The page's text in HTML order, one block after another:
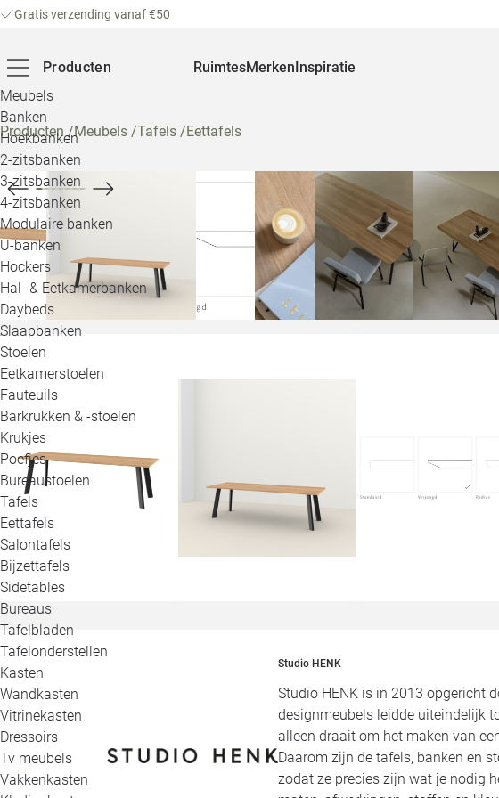
Gratis verzending vanaf €50
Producten
Meubels
Banken
Hoekbanken
2-zitsbanken
3-zitsbanken
4-zitsbanken
Modulaire banken
U-banken
Hockers
Hal- & Eetkamerbanken
Daybeds
Slaapbanken
Stoelen
Eetkamerstoelen
Fauteuils
Barkrukken & -stoelen
Krukjes
Poefjes
Bureaustoelen
Tafels
Eettafels
Salontafels
Bijzettafels
Sidetables
Bureaus
Tafelbladen
Tafelonderstellen
Kasten
Wandkasten
Vitrinekasten
Dressoirs
Tv meubels
Vakkenkasten
RuimtesMerkenInspiratie
Producten/Meubels /Tafels /Eettafels
Studio HENK
Studio HENK is in 2013 opgericht
designmeubels leidde uiteindelijk
alleen draait om het maken van
Daarom zijn de tafels, banken en
zodat ze precies zijn wat je nodig